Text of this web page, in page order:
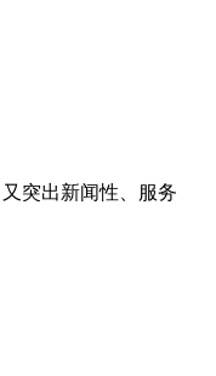
突出新闻性、服务